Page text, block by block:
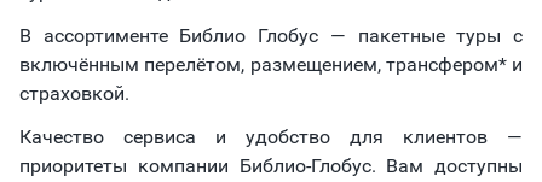
В ассортименте Библио Глобус — пакетные туры с
включённым перелётом, размещением, трансфером* и
страховкой.
Качество сервиса и удобство для клиентов —
приоритеты компании Библио-Глобус. Вам доступны